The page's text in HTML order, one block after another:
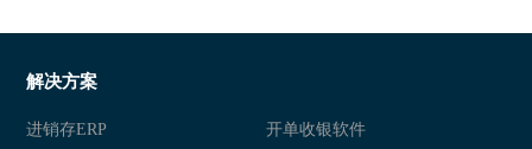
服装营销软件
服装销售系统 服装销售软件
解决方案
进销存ERP
开单收银软件